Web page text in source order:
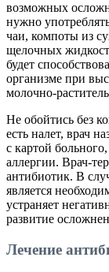
возможных
нужно
чаи, компоты из
щелочных
будет
организме при
молочно-
Не обойтись без
есть налет, врач
с картой
аллергии. Врач-
антибиотик. В
является
устраняет
развитие
Лечение